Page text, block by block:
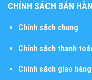
CHÍNH SÁCH BÁN
Chính sách chung
Chính sách thanh
Chính sách giao hàng